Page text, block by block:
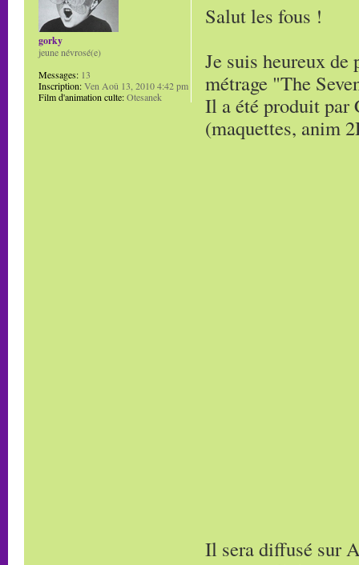
Salut les fous !
Je suis heureux de
métrage "The
Il a été produit par
(maquettes, anim
Il sera diffusé sur
gorky
jeune névrosé(e)
Messages: 13
Inscription:Ven Aoû 13, 2010 4:42 pm
Film d'animation culte:Otesanek